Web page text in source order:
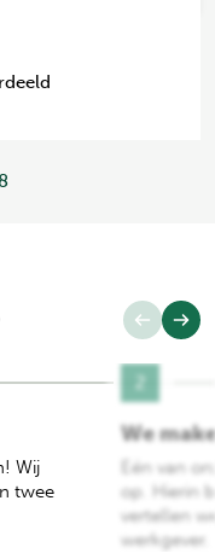
Wij
twee
We
Eén van
op. Hierin
vertellen
werkgever.